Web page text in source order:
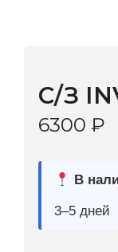
В наличии